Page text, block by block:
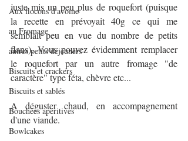
Aux flocons d'avoine
au Fromage
autres petits déjeuners
Biscuits et crackers
Biscuits et sablés
Bouchées apéritives
Bowlcakes
juste mis un peu plus de roquefort (puisque
la recette en prévoyait 40g ce qui me
semblait peu en vue du nombre de petits
flans). Vous pouvez évidemment remplacer
le roquefort par un autre fromage "de
caractère" type féta, chèvre etc...
A déguster chaud, en accompagnement
d'une viande.